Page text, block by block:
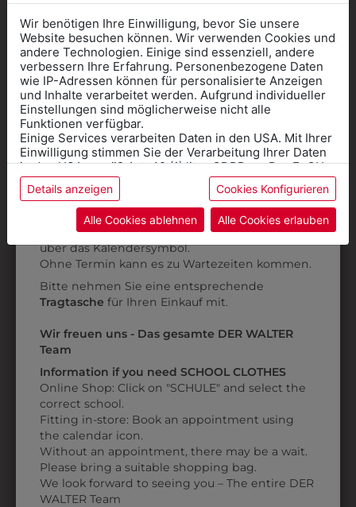
3306080
BERUFSSCHUH
TIGAU
€ 111,90
2165413021
HERRENMANTEL
€ 44,90
ZULETZT ANGESEHEN
2165413021
HERRENMANTEL
Wir benötigen Ihre Einwilligung, bevor Sie unsere
Website besuchen können. Wir verwenden Cookies und
andere Technologien. Einige sind essenziell, andere
verbessern Ihre Erfahrung. Personenbezogene Daten
wie IP-Adressen können für personalisierte Anzeigen
und Inhalte verarbeitet werden. Aufgrund individueller
Einstellungen sind möglicherweise nicht alle
Funktionen verfügbar.
Einige Services verarbeiten Daten in den USA. Mit Ihrer
Einwilligung stimmen Sie der Verarbeitung Ihrer Daten
in den USA gemäß Art. 49 (1) lit. a GDPR zu. Der EuGH
stuft die USA als Land mit unzureichendem Datenschutz
ein, und es besteht das Risiko, dass US-Behörden
Daten ohne Klagemöglichkeit für Europäer überwachen.
Datenschutzerklärungbzw. im
Details anzeigen Cookies Konfigurieren
Alle Cookies ablehnen Alle Cookies erlauben
Informationen wenn Sie
Kleidung
für die SCHULE
benötigen
Online Shop: Klick auf SCHULE in der
Kategorie und die richtige Schule auswählen.
AnprobeVorort im Geschäft: Termin buchen
über das Kalendersymbol.
Ohne Termin kann es zu Wartezeiten kommen.
Bitte nehmen Sie eine entsprechende
Tragtasche für Ihren Einkauf mit.
Wir freuen uns - Das gesamte DER WALTER
Team
Information if you need SCHOOL CLOTHES
Online Shop: Click on "SCHULE" and select the
correct school.
Fitting in-store: Book an appointment using
the calendar icon.
Without an appointment, there may be a wait.
Please bring a suitable shopping bag.
We look forward to seeing you – The entire DER
WALTER Team